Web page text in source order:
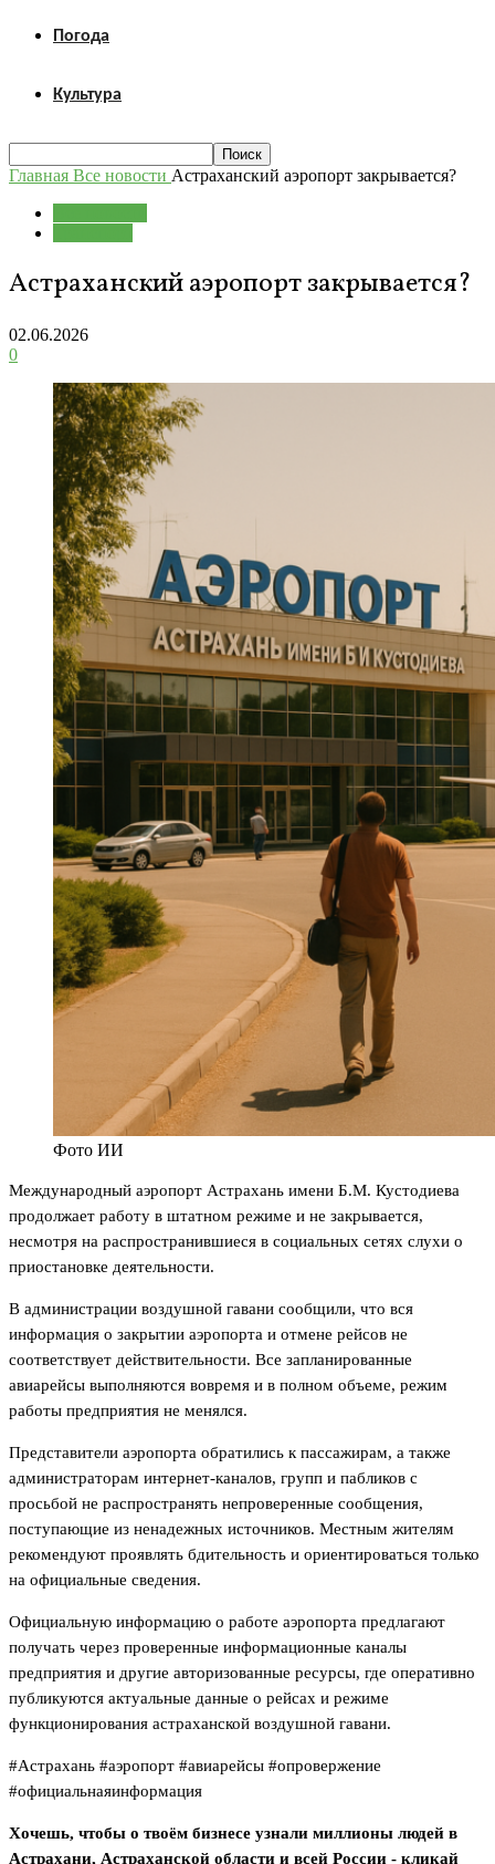
Погода
Культура
Главная Все новости Астраханский аэропорт закрывается?
Астраханский аэропорт закрывается?
02.06.2026
0
Фото ИИ
Международный аэропорт Астрахань имени Б.М. Кустодиева
продолжает работу в штатном режиме и не закрывается,
несмотря на распространившиеся в социальных сетях слухи о
приостановке деятельности.
В администрации воздушной гавани сообщили, что вся
информация о закрытии аэропорта и отмене рейсов не
соответствует действительности. Все запланированные
авиарейсы выполняются вовремя и в полном объеме, режим
работы предприятия не менялся.
Представители аэропорта обратились к пассажирам, а также
администраторам интернет‑каналов, групп и пабликов с
просьбой не распространять непроверенные сообщения,
поступающие из ненадежных источников. Местным жителям
рекомендуют проявлять бдительность и ориентироваться только
на официальные сведения.
Официальную информацию о работе аэропорта предлагают
получать через проверенные информационные каналы
предприятия и другие авторизованные ресурсы, где оперативно
публикуются актуальные данные о рейсах и режиме
функционирования астраханской воздушной гавани.
#Астрахань #аэропорт #авиарейсы #опровержение
#официальнаяинформация
Хочешь, чтобы о твоём бизнесе узнали миллионы людей в
Астрахани, Астраханской области и всей России - кликай